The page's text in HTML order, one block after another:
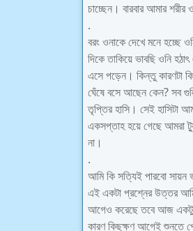
চাচ্ছেন। বারবার আমার
.
বরং ওনাকে দেখে মনে হচ্ছে
দিকে তাকিয়ে ভাবছি ওনি
এসে পড়েন। কিন্তু কারণটা
ঘেঁষে বসে আছেন কেন? সব
তৃপ্তির হাসি। সেই হাসিটা
একসপ্তাহ হয়ে গেছে আমরা
না।
.
আমি কি সত্যিই পারবো সায়ন
এই একটা প্রশ্নের উত্তর
আগেও করেছে তবে আজ একটু
কারণ কিছুক্ষণ আগেই শুনতে